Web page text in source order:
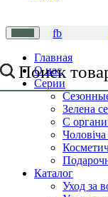
fb
Поиск
Главная
О нас
Серии
Зелена
С
Чоловіча
Каталог
Уход за